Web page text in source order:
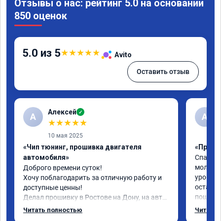
Отзывы о нас: рейтинг 5.0 на основании
850 оценок
5.0 из 5★★★★★ Avito
Оставить отзыв
А Алексей ✓
★★★★★
10 мая 2025
«Чип тюнинг, прошивка двигателя
автомобиля»
Доброго времени суток!
Хочу поблагодарить за отличную работу и
доступные ценны!
Делал прошивку в Ростове на Дону, на авто
шевроле круз 1.8 (141 л.с)с акпп 2013г.в.
Читать полностью
А
уровне
сделал
Читать